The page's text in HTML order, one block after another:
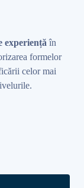
experiență în
formelor
celor mai